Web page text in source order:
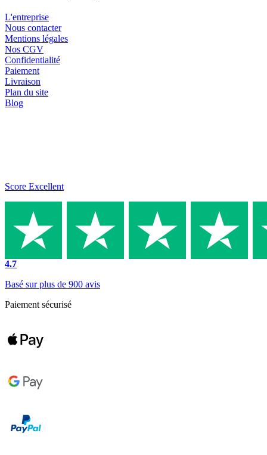
L'entreprise
Nous contacter
Mentions légales
Nos CGV
Confidentialité
Paiement
Livraison
Plan du site
Blog
Score Excellent
4.7
Basé sur plus de 900 avis
Paiement sécurisé